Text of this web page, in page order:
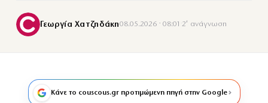
Γεωργία Χατζηδάκη08.05.2026 · 08:01 ·2′ ανάγνωση
Κάνε το couscous.gr προτιμώμενη πηγή στην Google